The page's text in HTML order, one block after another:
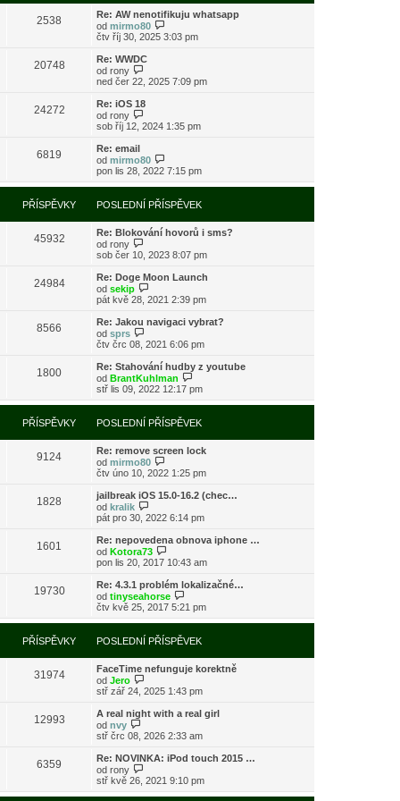
s
l
e
d
ř
í
ě
v
k
i
t
p
o
d
ř
í
p
ě
v
e
2538
Re: AW nenotifikuju whatsapp
od mirmo80
o
z
i
o
s
n
í
ř
s
p
ě
v
k
čtv říj 30, 2025 3:03 pm
20748
Re: WWDC
od rony
o
r
z
i
p
o
s
l
e
d
í
ř
s
p
ě
v
k
ned čer 22, 2025 7:09 pm
24272
Re: iOS 18
od rony
o
a
z
i
t
p
o
s
l
d
í
p
ř
í
p
ě
v
e
k
sob říj 12, 2024 1:35 pm
6819
Re: email
od mirmo80
o
r
a
z
i
t
o
l
d
í
p
ř
í
s
p
ě
v
e
pon lis 28, 2022 7:15 pm
PŘÍSPĚVKY POSLEDNÍ PŘÍSPĚVEK
45932
Re: Blokování hovorů i sms?
od rony
o
r
a
z
p
o
s
e
d
n
í
ř
p
ě
v
k
sob čer 10, 2023 8:07 pm
24984
Re: Doge Moon Launch
od sekip
o
r
z
i
t
p
o
s
l
d
í
p
ř
í
s
p
ě
v
k
pát kvě 28, 2021 2:39 pm
8566
Re: Jakou navigaci vybrat?
od sprs
o
r
a
z
i
t
p
o
s
l
e
d
í
p
ř
í
p
ě
v
k
čtv črc 08, 2021 6:06 pm
1800
Re: Stahování hudby z youtube
od BrantKuhlman
o
r
a
z
i
t
o
l
d
í
ř
í
p
v
e
stř lis 09, 2022 12:17 pm
PŘÍSPĚVKY POSLEDNÍ PŘÍSPĚVEK
9124
Re: remove screen lock
od mirmo80
o
r
z
i
p
o
s
l
e
d
n
í
ř
p
ě
v
k
čtv úno 10, 2022 1:25 pm
1828
jailbreak iOS 15.0-16.2 (chec…
od kralik
o
r
a
z
i
p
o
s
l
d
í
ř
í
p
ě
v
k
pát pro 30, 2022 6:14 pm
1601
Re: nepovedena obnova iphone …
od Kotora73
o
r
a
z
t
p
o
s
l
d
í
ř
í
s
p
ě
v
e
pon lis 20, 2017 10:43 am
19730
Re: 4.3.1 problém lokalizačné…
od tinyseahorse
o
r
a
z
i
t
o
l
d
í
ř
í
s
čtv kvě 25, 2017 5:21 pm
PŘÍSPĚVKY POSLEDNÍ PŘÍSPĚVEK
31974
FaceTime nefunguje korektně
od Jero
o
r
z
i
t
p
o
s
l
stř zář 24, 2025 1:43 pm
12993
A real night with a real girl
od nvy
o
r
a
z
t
stř črc 08, 2026 2:33 am
6359
Re: NOVINKA: iPod touch 2015 …
od rony
o
stř kvě 26, 2021 9:10 pm